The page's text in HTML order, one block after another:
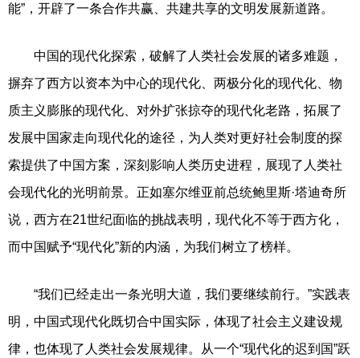
能”，开辟了一条合作共赢、共建共享的文明发展新道路。
中国的现代化探索，破解了人类社会发展的诸多难题，
摒弃了西方以资本为中心的现代化、两极分化的现代化、物
质主义膨胀的现代化、对外扩张掠夺的现代化老路，拓展了
发展中国家走向现代化的途径，为人类对更好社会制度的探
索提供了中国方案，深刻影响人类历史进程，展现了人类社
会现代化的光明前景。正如塞尔维亚前总统鲍里斯·塔迪奇所
说，西方在21世纪面临的挑战表明，现代化不等于西方化，
而中国赋予“现代化”新的内涵，为我们树立了榜样。
“我们已经走出一条光明大道，我们要继续前行。”实践表
明，中国式现代化既切合中国实际，体现了社会主义建设规
律，也体现了人类社会发展规律。从一个“现代化的迟到国”跃